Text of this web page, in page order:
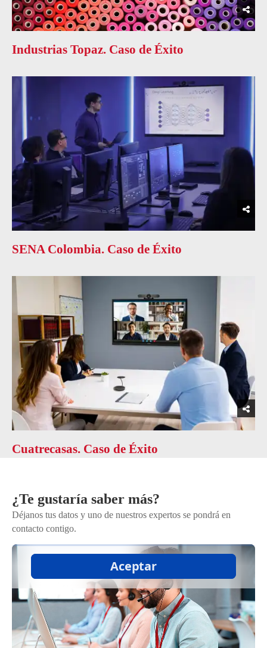
Industrias Topaz. Caso de Éxito
SENA Colombia. Caso de Éxito
Cuatrecasas. Caso de Éxito
¿Te gustaría saber más?
Déjanos tus datos y uno de nuestros expertos se pondrá en
contacto contigo.